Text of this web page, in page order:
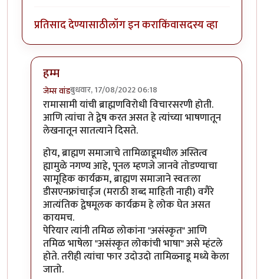
प्रतिसाद देण्यासाठीलॉग इन कराकिंवासदस्य व्हा
हम्म
जेम्स वांडबुधवार, 17/08/2022 06:18
In reply toनास्तिक पेरियार पुतळ्यावर केलेल्या टिप्पणी:
रामासामी यांची ब्राह्मणविरोधी विचारसरणी होती.
आणि त्यांचा ते द्वेष करत असत हे त्यांच्या भाषणातून
लेखनातून सातत्याने दिसते.
होय, ब्राह्मण समाजाचे तामिळाडूमधील अस्तित्व
ह्यामुळे नगण्य आहे, पूनल म्हणजे जानवे तोडण्याचा
सामूहिक कार्यक्रम, ब्राह्मण समाजाने स्वतःला
डीसएनफ्रांचाईज (मराठी शब्द माहिती नाही) वगैरे
आत्यंतिक द्वेषमूलक कार्यक्रम हे लोक घेत असत
कायमच.
पेरियार त्यांनी तमिळ लोकांना "असंस्कृत" आणि
तमिळ भाषेला "असंस्कृत लोकांची भाषा" असे म्हंटले
होते. तरीही त्यांचा फार उदोउदो तामिळ्नाडू मध्ये केला
जातो.